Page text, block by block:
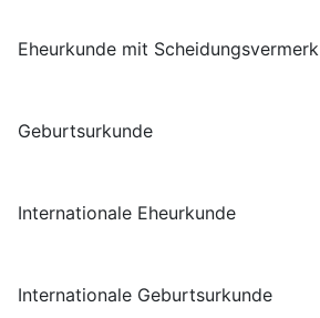
Eheurkunde mit Scheidungsvermerk
Geburtsurkunde
Internationale Eheurkunde
Internationale Geburtsurkunde